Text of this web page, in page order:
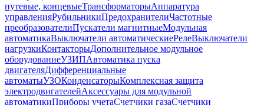
путевые, концевыеТрансформаторыАппаратура
управленияРубильникиПредохранителиЧастотные
преобразователиПускатели магнитныеМодульная
автоматикаВыключатели автоматическиеРелеВыключатели
нагрузкиКонтакторыДополнительное модульное
оборудованиеУЗИПАвтоматика пуска
двигателяДифференциальные
автоматыУЗОКонденсаторыКомплексная защита
электродвигателейАксессуары для модульной
автоматикиПриборы учетаСчетчики газаСчетчики